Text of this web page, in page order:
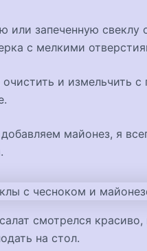
или запеченную
с мелкими
и измельчить
майонез, я
смотрелся
на стол.